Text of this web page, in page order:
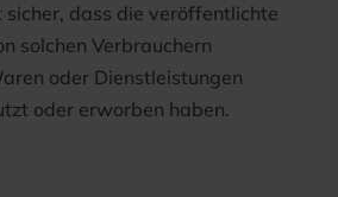
dass die veröffentlichte
solchen Verbrauchern
oder Dienstleistungen
oder erworben haben.